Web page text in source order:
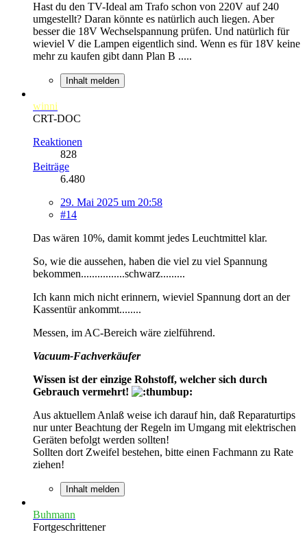
Hast du den TV-Ideal am Trafo schon von 220V auf 240
umgestellt? Daran könnte es natürlich auch liegen. Aber
besser die 18V Wechselspannung prüfen. Und natürlich für
wieviel V die Lampen eigentlich sind. Wenn es für 18V keine
mehr zu kaufen gibt dann Plan B .....
Inhalt melden
winni
CRT-DOC
Reaktionen
828
Beiträge
6.480
29. Mai 2025 um 20:58
#14
Das wären 10%, damit kommt jedes Leuchtmittel klar.
So, wie die aussehen, haben die viel zu viel Spannung
bekommen................schwarz.........
Ich kann mich nicht erinnern, wieviel Spannung dort an der
Kassentür ankommt........
Messen, im AC-Bereich wäre zielführend.
Vacuum-Fachverkäufer
Wissen ist der einzige Rohstoff, welcher sich durch
Gebrauch vermehrt!
Aus aktuellem Anlaß weise ich darauf hin, daß Reparaturtips
nur unter Beachtung der Regeln im Umgang mit elektrischen
Geräten befolgt werden sollten!
Sollten dort Zweifel bestehen, bitte einen Fachmann zu Rate
ziehen!
Inhalt melden
Buhmann
Fortgeschrittener